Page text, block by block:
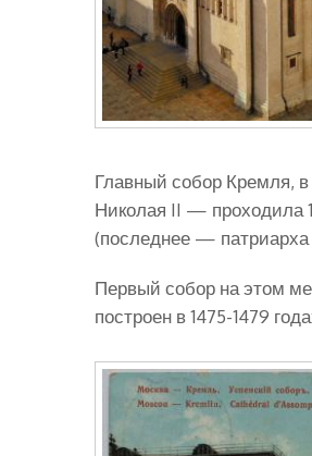
Главный собор Кремля,
Николая II — проходила
(последнее — патриарха
Первый собор на этом
построен в 1475-1479